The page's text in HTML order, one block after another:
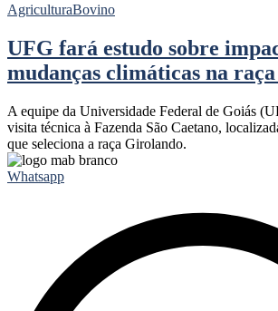
AgriculturaBovino
UFG fará estudo sobre
mudanças climáticas na
A equipe da Universidade Federal de Goiás
visita técnica à Fazenda São Caetano,
que seleciona a raça Girolando.
Whatsapp